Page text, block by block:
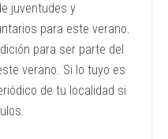
juventudes y
para este verano.
para ser parte del
verano. Si lo tuyo es
de tu localidad si